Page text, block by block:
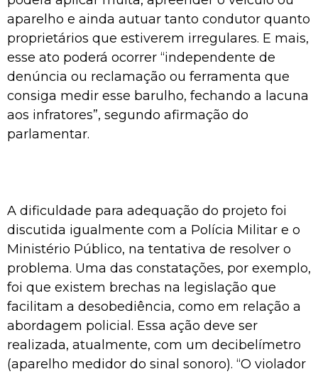
aparelho e ainda autuar tanto condutor quanto
proprietários que estiverem irregulares. E mais,
esse ato poderá ocorrer “independente de
denúncia ou reclamação ou ferramenta que
consiga medir esse barulho, fechando a lacuna
aos infratores”, segundo afirmação do
parlamentar.
A dificuldade para adequação do projeto foi
discutida igualmente com a Polícia Militar e o
Ministério Público, na tentativa de resolver o
problema. Uma das constatações, por exemplo,
foi que existem brechas na legislação que
facilitam a desobediência, como em relação a
abordagem policial. Essa ação deve ser
realizada, atualmente, com um decibelímetro
(aparelho medidor do sinal sonoro). “O violador